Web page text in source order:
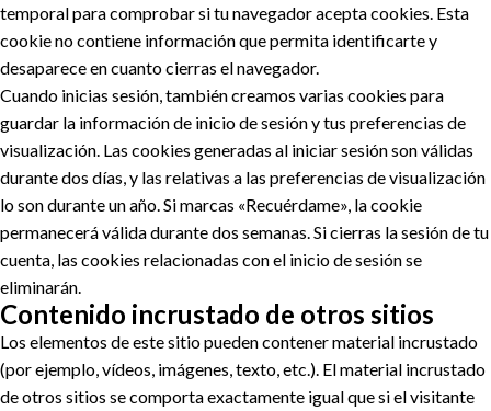
temporal para comprobar si tu navegador acepta cookies. Esta
cookie no contiene información que permita identificarte y
desaparece en cuanto cierras el navegador.
Cuando inicias sesión, también creamos varias cookies para
guardar la información de inicio de sesión y tus preferencias de
visualización. Las cookies generadas al iniciar sesión son válidas
durante dos días, y las relativas a las preferencias de visualización
lo son durante un año. Si marcas «Recuérdame», la cookie
permanecerá válida durante dos semanas. Si cierras la sesión de tu
cuenta, las cookies relacionadas con el inicio de sesión se
eliminarán.
Contenido incrustado de otros sitios
Los elementos de este sitio pueden contener material incrustado
(por ejemplo, vídeos, imágenes, texto, etc.). El material incrustado
de otros sitios se comporta exactamente igual que si el visitante